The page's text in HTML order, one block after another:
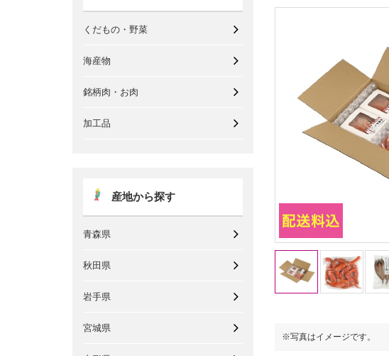
くだもの・野菜
海産物
銘柄肉・お肉
加工品
産地から探す
青森県
秋田県
岩手県
宮城県
※写真はイメージです。